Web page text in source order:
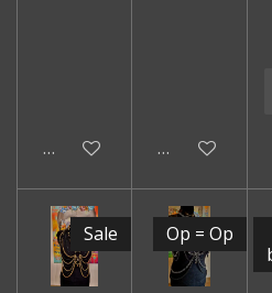
In winkelwagenHoud mij op
Sale Op = Op